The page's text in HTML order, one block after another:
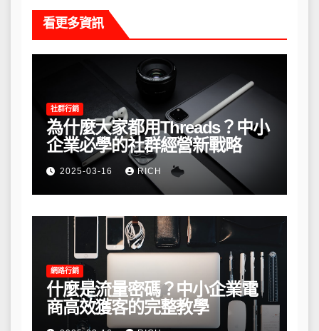
看更多資訊
社群行銷
為什麼大家都用Threads？中小
企業必學的社群經營新戰略
2025-03-16 RICH
網路行銷
什麼是流量密碼？中小企業電
商高效獲客的完整教學